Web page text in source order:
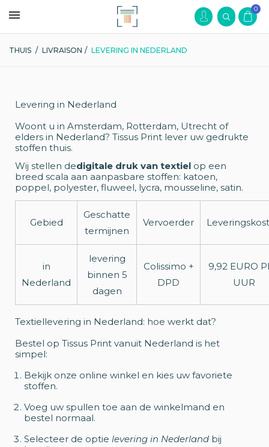
0
THUIS / LIVRAISON / LEVERING IN NEDERLAND
Levering in Nederland
Woont u in Amsterdam, Rotterdam, Utrecht of
elders in Nederland? Tissus Print lever uw gedrukte
stoffen thuis.
Wij stellen dedigitale druk van textiel op een
breed scala aan aanpasbare stoffen: katoen,
poppel, polyester, fluweel, lycra, mousseline, satin.
Gebied
Geschatte
termijnen
Vervoerder
in
Nederland
levering
binnen 5
dagen
Colissimo +
DPD
9,92 EURO
UUR
Textiellevering in Nederland: hoe werkt dat?
Bestel op Tissus Print vanuit Nederland is het
simpel:
Bekijk onze online winkel en kies uw favoriete
stoffen.
Voeg uw spullen toe aan de winkelmand en
bestel normaal.
Selecteer de optie levering in Nederland bij